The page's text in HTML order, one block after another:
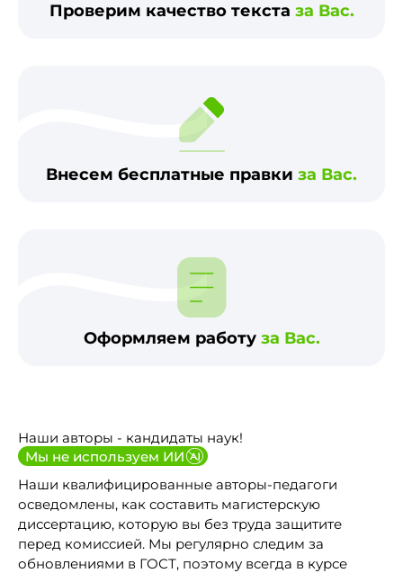
Проверим качество текста за Вас.
Внесем бесплатные правки за Вас.
Оформляем работу за Вас.
Наши авторы - кандидаты наук!
Мы не используем ИИ
Наши квалифицированные авторы-педагоги
осведомлены, как составить магистерскую
диссертацию, которую вы без труда защитите
перед комиссией. Мы регулярно следим за
обновлениями в ГОСТ, поэтому всегда в курсе